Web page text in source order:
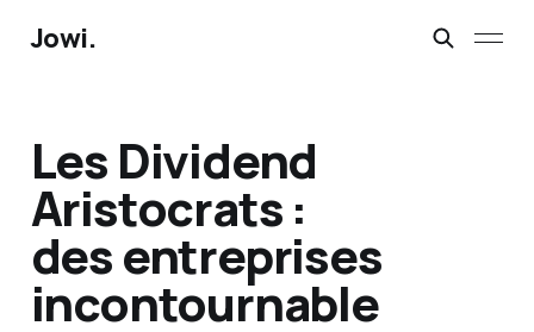
Jowi.
Les Dividend
Aristocrats :
des entreprises
incontournable